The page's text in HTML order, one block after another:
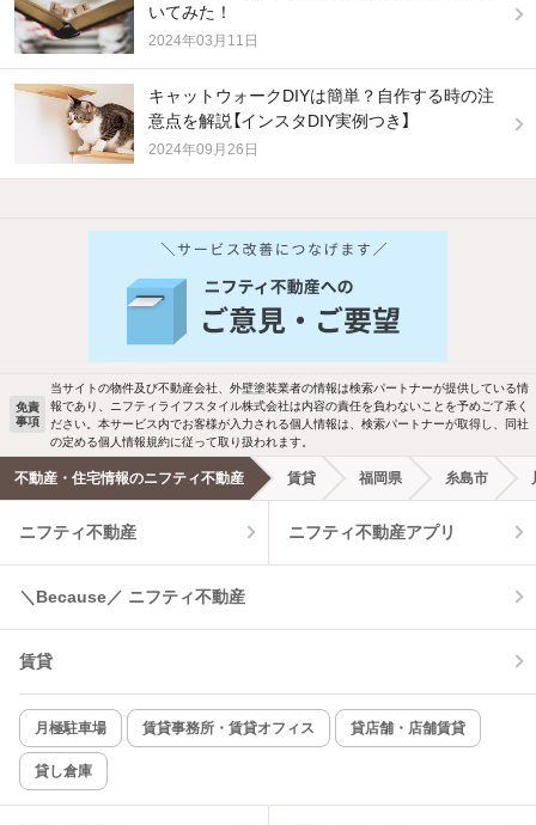
いてみた！
2024年03月11日
キャットウォークDIYは簡単？自作する時の注
意点を解説【インスタDIY実例つき】
2024年09月26日
バス・トイレ別 2階以上
洗濯機置場あり 独立洗面台
エアコンあり 都市ガス
温水洗浄便座 オートロック
コンロ2口以上
新着のみ インターネット無料
該当件数:
0件
免責
事項
当サイトの物件及び不動産会社、外壁塗装業者の情報は検索パートナーが提供している情
報であり、ニフティライフスタイル株式会社は内容の責任を負わないことを予めご了承く
ださい。本サービス内でお客様が入力される個人情報は、検索パートナーが取得し、同社
の定める個人情報規約に従って取り扱われます。
不動産・住宅情報のニフティ不動産 賃貸 福岡県 糸島市
ニフティ不動産 ニフティ不動産アプリ
＼Because／ ニフティ不動産
賃貸
月極駐車場 賃貸事務所・賃貸オフィス 貸店舗・店舗賃貸
貸し倉庫